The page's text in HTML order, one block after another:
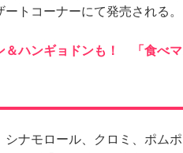
トコーナーにて発売される。
＆ハンギョドンも！ 「食べ
ナモロール、クロミ、ポム